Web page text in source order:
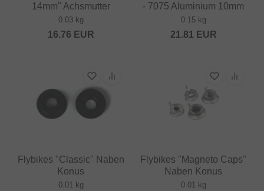
14mm" Achsmutter
0.03 kg
16.76 EUR
- 7075 Aluminium 10mm
0.15 kg
21.81 EUR
Flybikes "Classic" Naben
Konus
0.01 kg
Flybikes "Magneto Caps"
Naben Konus
0.01 kg